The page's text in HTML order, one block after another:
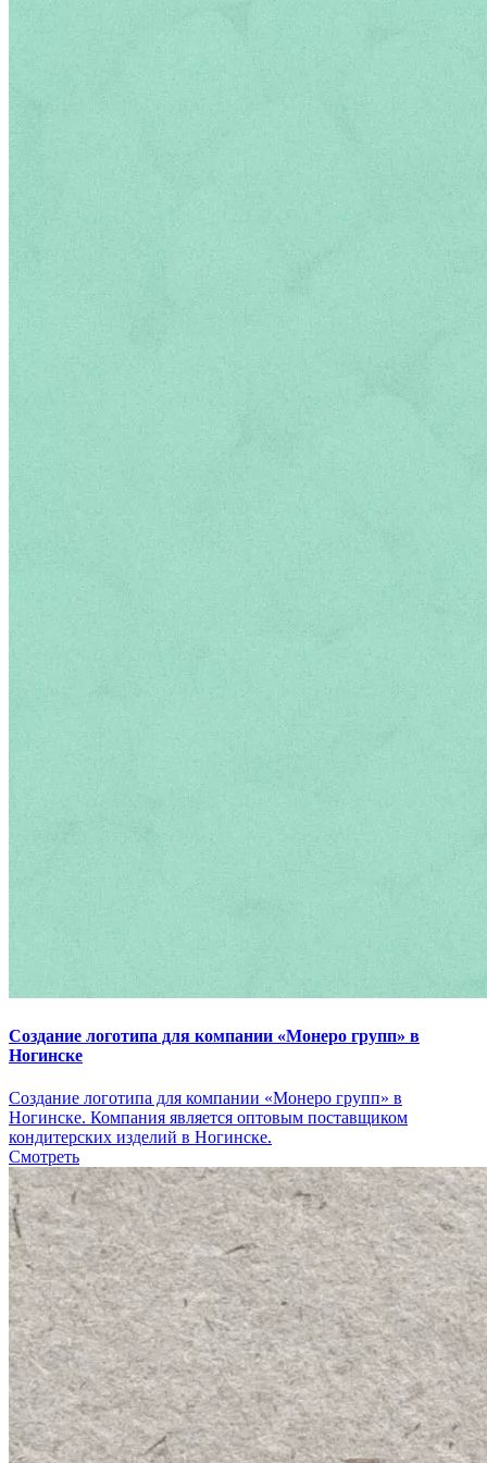
Создание логотипа для компании «Монеро групп» в
Ногинске
Создание логотипа для компании «Монеро групп» в
Ногинске. Компания является оптовым поставщиком
кондитерских изделий в Ногинске.
Смотреть